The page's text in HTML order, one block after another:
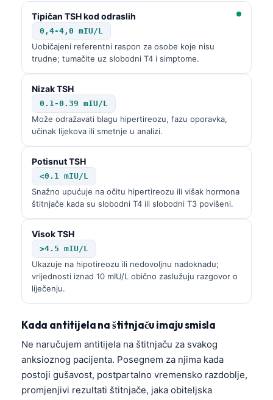
Tipičan TSH kod odraslih
0,4-4,0 mIU/L
Uobičajeni referentni raspon za osobe koje nisu
trudne; tumačite uz slobodni T4 i simptome.
Nizak TSH
0.1-0.39 mIU/L
Može odražavati blagu hipertireozu, fazu oporavka,
učinak lijekova ili smetnje u analizi.
Potisnut TSH
<0.1 mIU/L
Snažno upućuje na očitu hipertireozu ili višak hormona
štitnjače kada su slobodni T4 ili slobodni T3 povišeni.
Visok TSH
>4.5 mIU/L
Ukazuje na hipotireozu ili nedovoljnu nadoknadu;
vrijednosti iznad 10 mIU/L obično zaslužuju razgovor o
liječenju.
Kada antitijela na štitnjaču imaju smisla
Ne naručujem antitijela na štitnjaču za svakog
anksioznog pacijenta. Posegnem za njima kada
postoji gušavost, postpartalno vremensko razdoblje,
promjenjivi rezultati štitnjače, jaka obiteljska